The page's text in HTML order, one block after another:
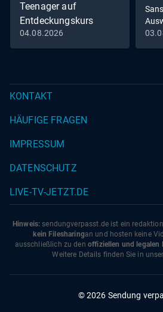
Teenager auf
Entdeckungskurs
Folge 2
04.08.2026
um
KONTAKT
HÄUFIGE FRAGEN
IMPRESSUM
DATENSCHUTZ
LIVE-TV-JETZT.DE
Hinweis: sendungverpasst.de ist ein
kein Filesharingan und hosten keine
ausschließlich zu den offiziellen und legalen
Weitere Details finden Sie in
© 2026 Sendung